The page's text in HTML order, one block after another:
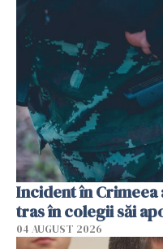
Incident în Crimeea
tras în colegii săi
04 AUGUST 2026